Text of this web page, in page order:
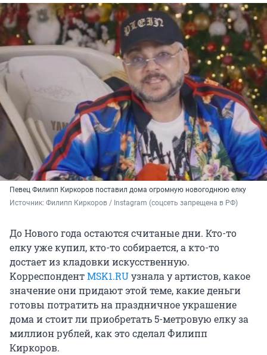
Певец Филипп Киркоров поставил дома огромную новогоднюю елку
Источник: Филипп Киркоров / Instagram (соцсеть запрещена в РФ)
До Нового года остаются считаные дни. Кто-то
елку уже купил, кто-то собирается, а кто-то
достает из кладовки искусственную.
KорреспондентMSK1.RUузнала у артистов, какое
значение они придают этой теме, какие деньги
готовы потратить на праздничное украшение
дома и стоит ли приобретать 5-метровую елку за
миллион рублей, как это сделал Филипп
Киркоров.